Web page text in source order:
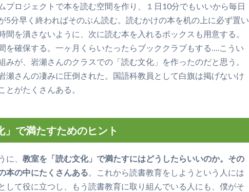
プロジェクトで本を読む空間を作り、１日10分でもいいから毎日
5分早く終わればそのぶん読む。読むかけの本を机の上に必ず置い
間を潰さないように、次に読む本を入れるボックスも用意する。
を確保する。一ヶ月くらいたったらブッククラブもする….こうい
みが、岩瀬さんのクラスでの「読む文化」を作ったのだと思う。
瀬さんの凄みに圧倒された。国語科教員として白旗は掲げないけ
とがたくさんある。
」で満たすためのヒント
に、 教室を「読む文化」で満たすにはどうしたらいいのか。その
本の中にたくさんある 。これから読書教育をしようという人には
して役に立つし、もう読書教育に取り組んでいる人にも、僕がそ